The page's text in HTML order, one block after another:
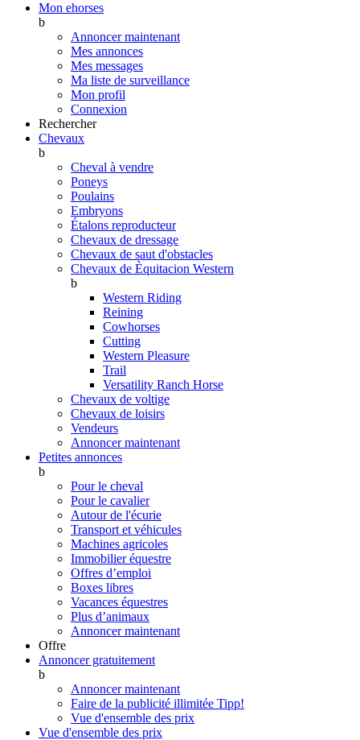
Mon ehorses
b
Annoncer maintenant
Mes annonces
Mes messages
Ma liste de surveillance
Mon profil
Connexion
Rechercher
Chevaux
b
Cheval à vendre
Poneys
Poulains
Embryons
Étalons reproducteur
Chevaux de dressage
Chevaux de saut d'obstacles
Chevaux de Èquitacion Western
b
Western Riding
Reining
Cowhorses
Cutting
Western Pleasure
Trail
Versatility Ranch Horse
Chevaux de voltige
Chevaux de loisirs
Vendeurs
Annoncer maintenant
Petites annonces
b
Pour le cheval
Pour le cavalier
Autour de l'écurie
Transport et véhicules
Machines agricoles
Immobilier équestre
Offres d’emploi
Boxes libres
Vacances équestres
Plus d’animaux
Annoncer maintenant
Offre
Annoncer gratuitement
b
Annoncer maintenant
Faire de la publicité illimitée Tipp!
Vue d'ensemble des prix
Vue d'ensemble des prix